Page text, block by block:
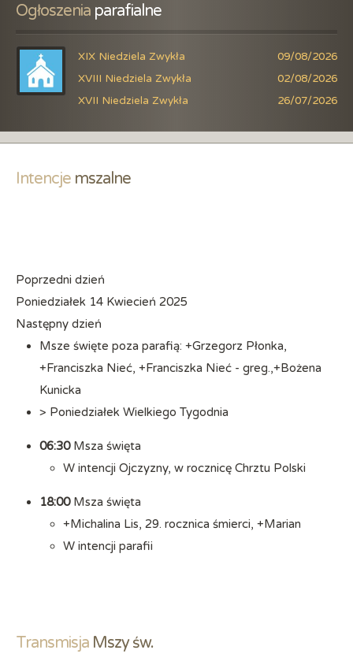
Ogłoszenia parafialne
XIX Niedziela Zwykła
09/08/2026
XVIII Niedziela Zwykła
02/08/2026
XVII Niedziela Zwykła
26/07/2026
Intencje mszalne
Poprzedni dzień
Poniedziałek 14 Kwiecień 2025
Następny dzień
Msze święte poza parafią: +Grzegorz Płonka,
+Franciszka Nieć, +Franciszka Nieć - greg.,+Bożena
Kunicka
> Poniedziałek Wielkiego Tygodnia
06:30 Msza święta
W intencji Ojczyzny, w rocznicę Chrztu Polski
18:00 Msza święta
+Michalina Lis, 29. rocznica śmierci, +Marian
W intencji parafii
Transmisja Mszy św.